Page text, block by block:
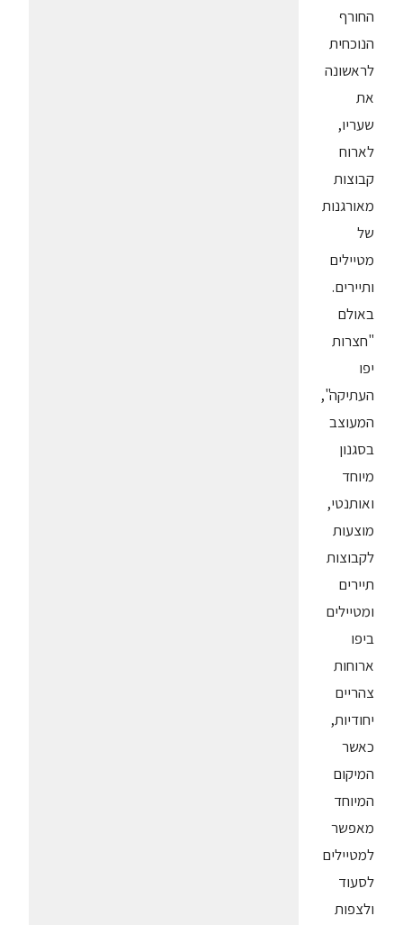
החורף
הנוכחית
לראשונה
את
שעריו,
לארוח
קבוצות
מאורגנות
של
מטיילים
ותיירים.
באולם
"חצרות
יפו
העתיקה",
המעוצב
בסגנון
מיוחד
ואותנטי,
מוצעות
לקבוצות
תיירים
ומטיילים
ביפו
ארוחות
צהריים
יחודיות,
כאשר
המיקום
המיוחד
מאפשר
למטיילים
לסעוד
ולצפות